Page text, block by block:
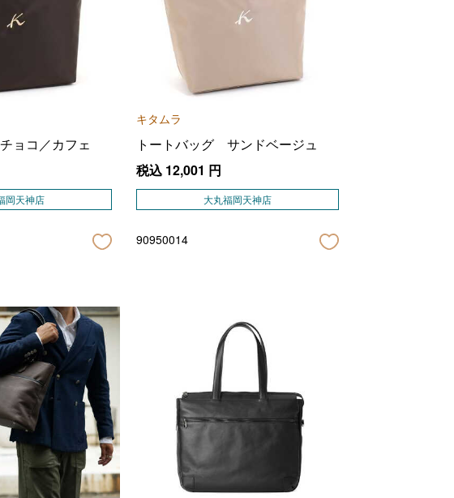
ョコ／カフェ
岡天神店
キタムラ
トートバッグ サンドベージュ
税込 12,001 円
大丸福岡天神店
90950014